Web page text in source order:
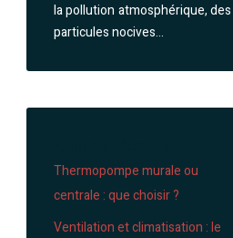
la pollution atmosphérique, des
particules nocives…
Thermopompe murale ou
centrale : que choisir ?
Ventilation et climatisation : le